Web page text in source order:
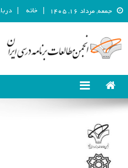
جمعه, مرداد ۱۶, ۱۴۰۵ خانه
انجمن مطالعات